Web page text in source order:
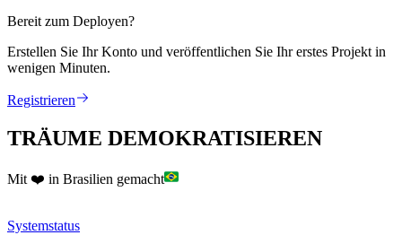
Bereit zum Deployen?
Erstellen Sie Ihr Konto und veröffentlichen Sie Ihr erstes Projekt in
wenigen Minuten.
Registrieren
TRÄUME DEMOKRATISIEREN
Mit ❤️ in Brasilien gemacht
Systemstatus